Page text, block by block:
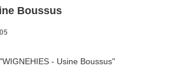
Boussus